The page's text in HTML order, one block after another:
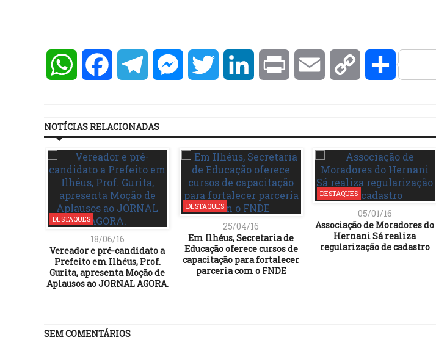
WhatsAppFacebookTelegramMessengerTwitter LinkedInPrint Email Copy
NOTÍCIAS RELACIONADAS
DESTAQUES
18/06/16
Vereador e pré-candidato a
Prefeito em Ilhéus, Prof.
Gurita, apresenta Moção de
Aplausos ao JORNAL AGORA.
DESTAQUES
25/04/16
Em Ilhéus, Secretaria de
Educação oferece cursos de
capacitação para fortalecer
parceria com o FNDE
DESTAQUES
05/01/16
Associação de Moradores do
Hernani Sá realiza
regularização de cadastro
SEM COMENTÁRIOS